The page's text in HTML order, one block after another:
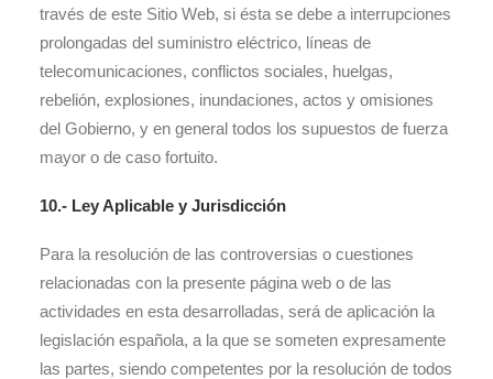
través de este Sitio Web, si ésta se debe a interrupciones
prolongadas del suministro eléctrico, líneas de
telecomunicaciones, conflictos sociales, huelgas,
rebelión, explosiones, inundaciones, actos y omisiones
del Gobierno, y en general todos los supuestos de fuerza
mayor o de caso fortuito.
10.- Ley Aplicable y Jurisdicción
Para la resolución de las controversias o cuestiones
relacionadas con la presente página web o de las
actividades en esta desarrolladas, será de aplicación la
legislación española, a la que se someten expresamente
las partes, siendo competentes por la resolución de todos